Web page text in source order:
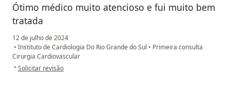
Ótimo médico muito atencioso e fui muito bem
tratada
12 de julho de 2024
• Instituto de Cardiologia Do Rio Grande do Sul • Primeira consulta
Cirurgia Cardiovascular
• na opinião do utilizador Carmen Azambuja
Solicitar revisão